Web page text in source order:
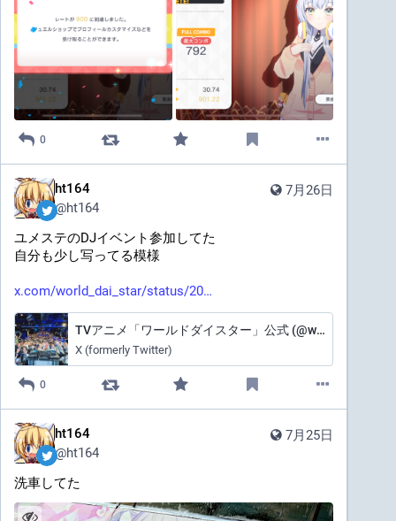
0
7月26日
ht164
@ht164
ユメステのDJイベント参加してた
自分も少し写ってる模様
x.com/world_dai_star/status/20
TVアニメ「ワールドダイスター」公式 (@world_dai_star) on X
X (formerly Twitter)
0
7月25日
ht164
@ht164
洗車してた